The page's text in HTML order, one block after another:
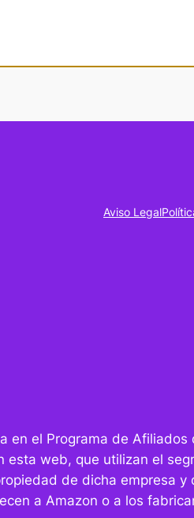
Aviso Legal
en el Programa de
esta web, que utilizan el
de dicha empresa
a Amazon o a los